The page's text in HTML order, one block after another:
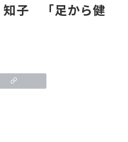
知子 「足から健